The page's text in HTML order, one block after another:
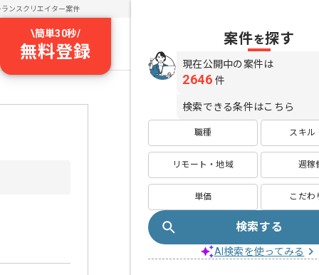
ランスクリエイター案件
\簡単30秒/
無料登録
案件を探す
現在公開中の案件は
2646 件
検索できる条件はこちら
職種 スキル
リモート・地域 週稼
単価 こだわ
検索する
AI検索を使ってみる